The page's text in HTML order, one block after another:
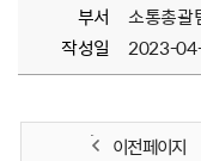
부서
소통총괄
작성일
2023-
이전 페이지